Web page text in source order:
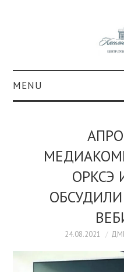
MENU
КОЛЛЕКЦИИ
#КАСДОМ
КУЛЬТУРА
ОБРАЗОВАНИЕ
ПРОСВЕЩЕНИЕ
ОРКСЭ
24.08.2021